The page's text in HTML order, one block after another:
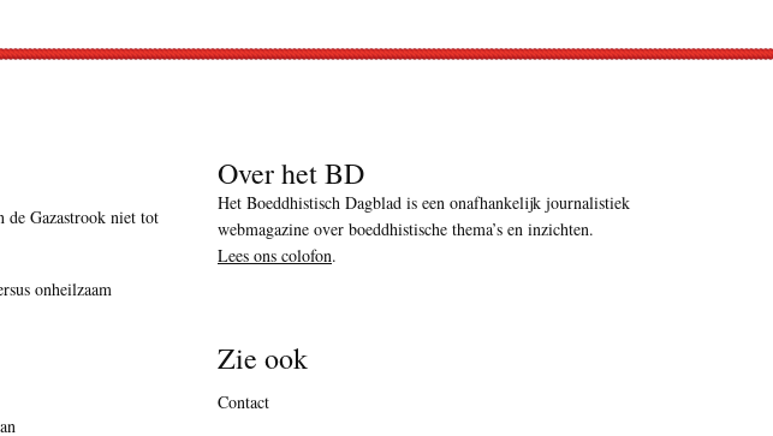
de Gazastrook niet tot
onheilzaam
Over het BD
Het Boeddhistisch Dagblad is een onafhankelijk journalistiek
webmagazine over boeddhistische thema’s en inzichten.
Lees ons colofon.
Zie ook
Contact